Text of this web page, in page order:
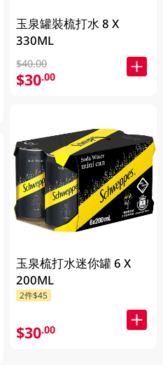
玉泉罐裝梳打水 8 X
330ML
$40.00
$30.00
玉泉梳打水迷你罐 6 X
200ML
2件$45
$30.00